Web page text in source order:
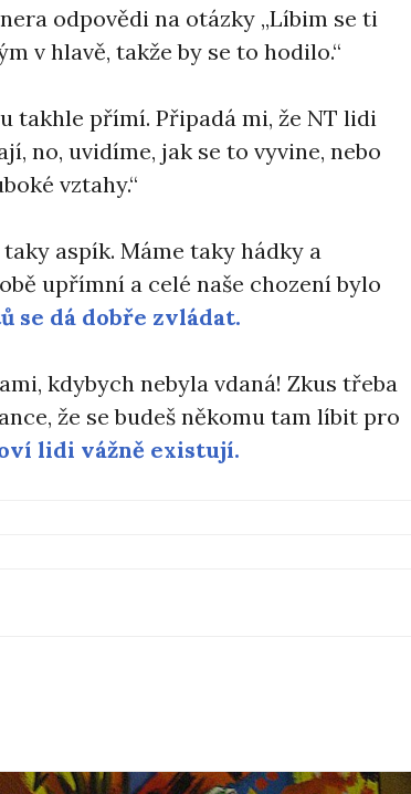
odpovědi na otázky ,,Líbim se ti
v hlavě, takže by se to hodilo.“
takhle přímí. Připadá mi, že NT lidi
no, uvidíme, jak se to vyvine, nebo
vztahy.“
aspík. Máme taky hádky a
upřímní a celé naše chození bylo
se dá dobře zvládat.
kdybych nebyla vdaná! Zkus třeba
že se budeš někomu tam líbit pro
lidi vážně existují.